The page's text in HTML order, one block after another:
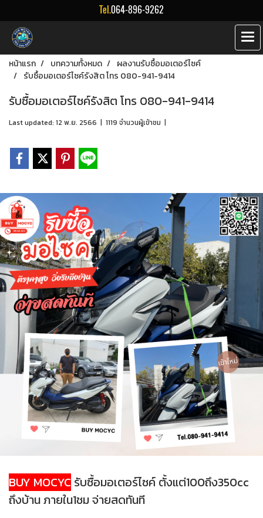
Tel.064-896-9262
หน้าแรก บทความทั้งหมด
ผลงานรับซื้อมอเตอร์ไซค์
รับซื้อมอเตอร์ไซค์รังสิต โทร 080-941-9414
รับซื้อมอเตอร์ไซค์รังสิต โทร 080-941-9414
Last updated: 12 พ.ย. 2566 | 1119 จำนวนผู้เข้าชม |
BUY MOCYC รับซื้อมอเตอร์ไซค์ ตั้งแต่100ถึง350cc
ถึงบ้าน ภายใน1ชม จ่ายสดทันที